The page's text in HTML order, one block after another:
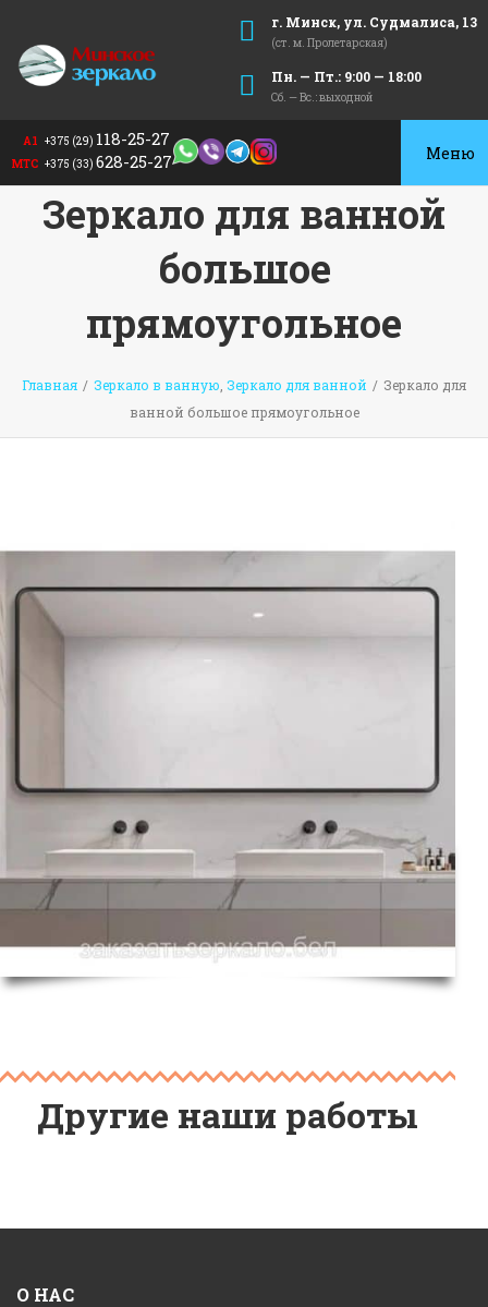
г. Минск, ул. Судмалиса, 13
(ст. м. Пролетарская)
Пн. — Пт.: 9:00 — 18:00
Сб. — Вс.: выходной
А1 +375 (29) 118-25-27
МТС +375 (33) 628-25-27
Toggle
Зеркало для ванной
большое
прямоугольное
Главная / Зеркало в ванную Зеркало для ванной / Зеркало для
ванной большое прямоугольное
Другие наши работы
О НАС